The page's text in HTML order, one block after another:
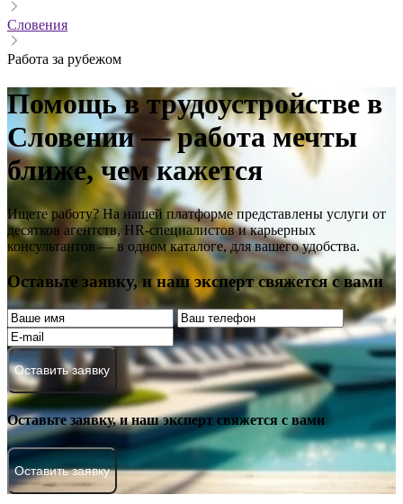
Словения
Работа за рубежом
Помощь в трудоустройстве в
Словении — работа мечты
ближе, чем кажется
Ищете работу? На нашей платформе представлены услуги от
десятков агентств, HR-специалистов и карьерных
консультантов — в одном каталоге, для вашего удобства.
Оставьте заявку, и наш эксперт свяжется с вами
Оставить заявку
Оставьте заявку, и наш эксперт свяжется с вами
Оставить заявку